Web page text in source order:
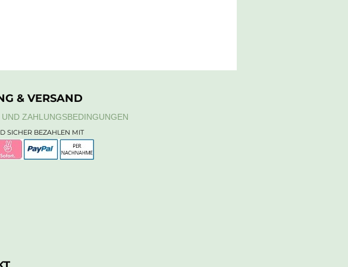
& VERSAND
ZAHLUNGSBEDINGUNGEN
SICHER BEZAHLEN MIT